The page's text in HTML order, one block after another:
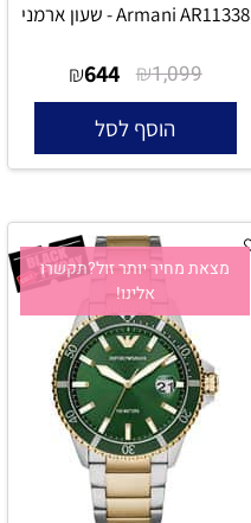
Armani AR11338 - שעון ארמני
₪1,099
₪644
הוסף לסל
מצאת מחיר יותר זול?תקשרו
אלינו!